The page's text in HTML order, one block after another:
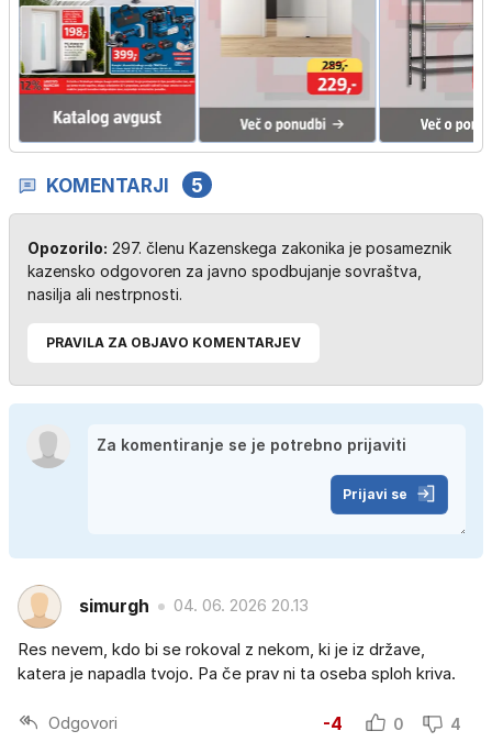
KOMENTARJI 5
Opozorilo: 297. členu Kazenskega zakonika je posameznik
kazensko odgovoren za javno spodbujanje sovraštva,
nasilja ali nestrpnosti.
PRAVILA ZA OBJAVO KOMENTARJEV
Prijavi se
simurgh 04. 06. 2026 20.13
Res nevem, kdo bi se rokoval z nekom, ki je iz države,
katera je napadla tvojo. Pa če prav ni ta oseba sploh kriva.
Odgovori -4 0 4